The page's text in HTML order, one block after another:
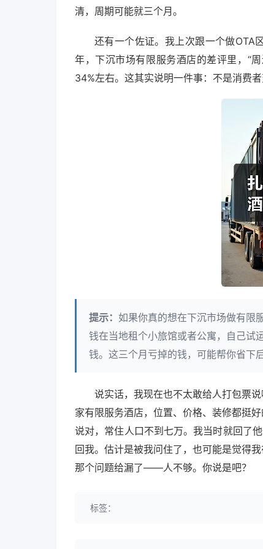
清，周期可能就三个月。
还有一个佐证。我上次跟一个做
年，下沉市场有限服务酒店的差评里，“
34%左右。这其实说明一件事：不是消费
提示： 如果你真的想在下沉市场做有限
钱在当地租个小旅馆或者公寓，自己试
钱。这三个月亏掉的钱，可能帮你省下
说实话，我现在也不太敢给人打包票
家有限服务酒店，位置、价格、装修都挺
说对，常住人口不到七万。我当时就回了
回我。估计是被我问住了，也可能是觉得
那个问题给漏了——人不够。你说是吧？
标签：